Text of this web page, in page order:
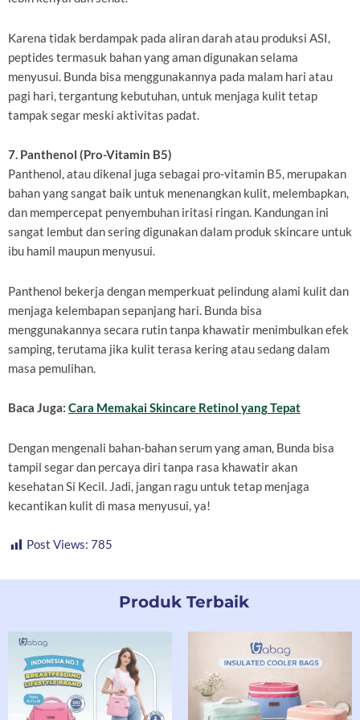
Karena tidak berdampak pada aliran darah atau produksi ASI,
peptides termasuk bahan yang aman digunakan selama
menyusui. Bunda bisa menggunakannya pada malam hari atau
pagi hari, tergantung kebutuhan, untuk menjaga kulit tetap
tampak segar meski aktivitas padat.
7. Panthenol (Pro-Vitamin B5)
Panthenol, atau dikenal juga sebagai pro-vitamin B5, merupakan
bahan yang sangat baik untuk menenangkan kulit, melembapkan,
dan mempercepat penyembuhan iritasi ringan. Kandungan ini
sangat lembut dan sering digunakan dalam produk skincare untuk
ibu hamil maupun menyusui.
Panthenol bekerja dengan memperkuat pelindung alami kulit dan
menjaga kelembapan sepanjang hari. Bunda bisa
menggunakannya secara rutin tanpa khawatir menimbulkan efek
samping, terutama jika kulit terasa kering atau sedang dalam
masa pemulihan.
Baca Juga: Cara Memakai Skincare Retinol yang Tepat
Dengan mengenali bahan-bahan serum yang aman, Bunda bisa
tampil segar dan percaya diri tanpa rasa khawatir akan
kesehatan Si Kecil. Jadi, jangan ragu untuk tetap menjaga
kecantikan kulit di masa menyusui, ya!
Post Views: 785
Produk Terbaik